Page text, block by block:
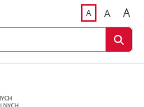
żółty tekst na czarnym tle
Adomyślna
A A